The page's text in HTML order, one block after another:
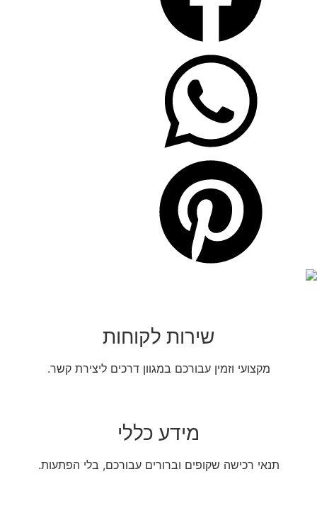
שירות לקוחות
מקצועי וזמין עבורכם במגוון דרכים ליצירת קשר.
מידע כללי
תנאי רכישה שקופים וברורים עבורכם, בלי הפתעות.